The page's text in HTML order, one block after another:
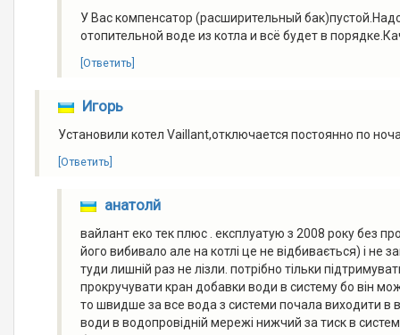
У Вас компенсатор (расширительный
отопительной воде из котла и всё будет в
[Ответить]
Игорь
Установили котел Vaillant,отключается постоянно по
[Ответить]
анатолй
вайлант еко тек плюс . експлуатую з 2008 року без
його вибивало але на котлі це не відбивається) і не
туди лишній раз не лізли. потрібно тільки
прокручувати кран добавки води в систему бо він
то швидше за все вода з системи почала виходити в
води в водопровідній мережі нижчий за тиск в